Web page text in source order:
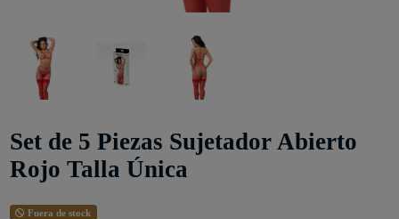
Set de 5 Piezas Sujetador Abierto
Rojo Talla Única
Fuera de stock